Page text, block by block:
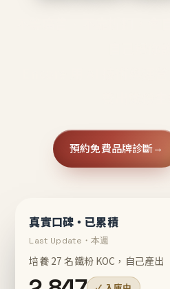
預約免費品牌診斷→
真實口碑・已累積
Last Update・本週
培養 27 名鐵粉 KOC，自己產出